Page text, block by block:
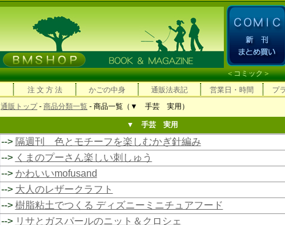
＜コミック＞
注 文 方 法 かごの中身 通販法表記 営業日・時間 プ
通販トップ- 商品分類一覧 - 商品一覧（▼ 手芸 実用）
▼ 手芸 実用
--> 隔週刊 色とモチーフを楽しむかぎ針編み
--> くまのプーさん楽しい刺しゅう
--> かわいいmofusand
--> 大人のレザークラフト
--> 樹脂粘土でつくる ディズニーミニチュアフード
--> リサとガスパールのニット＆クロシェ